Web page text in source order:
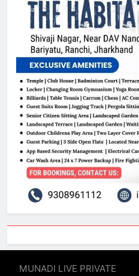
MUNADI LIVE PRIVATE